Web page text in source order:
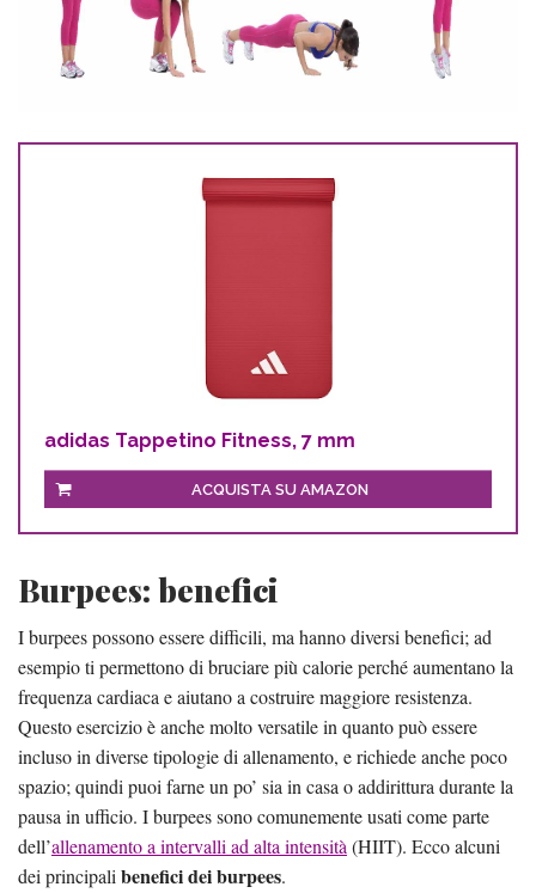
adidas Tappetino Fitness, 7 mm
ACQUISTA SU AMAZON
Burpees: benefici
I burpees possono essere difficili, ma hanno diversi benefici; ad
esempio ti permettono di bruciare più calorie perché aumentano la
frequenza cardiaca e aiutano a costruire maggiore resistenza.
Questo esercizio è anche molto versatile in quanto può essere
incluso in diverse tipologie di allenamento, e richiede anche poco
spazio; quindi puoi farne un po’ sia in casa o addirittura durante la
pausa in ufficio. I burpees sono comunemente usati come parte
dell’allenamento a intervalli ad alta intensità (HIIT). Ecco alcuni
dei principali benefici dei burpees.